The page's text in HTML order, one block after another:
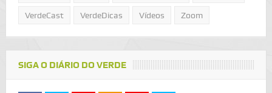
VerdeCast VerdeDicas Vídeos Zoom
SIGA O DIÁRIO DO VERDE